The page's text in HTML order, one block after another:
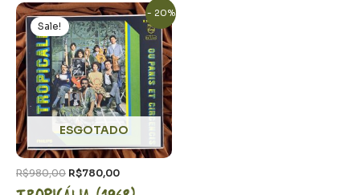
- 20%
ESGOTADO
Sale!
R$980,00
O
preço
original
era:
R$980,00.
R$780,00
O
preço
atual
é:
R$780,00.